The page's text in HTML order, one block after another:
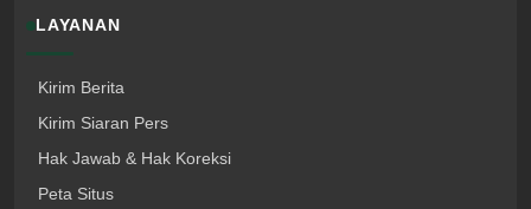
LAYANAN
Kirim Berita
Kirim Siaran Pers
Hak Jawab & Hak Koreksi
Peta Situs